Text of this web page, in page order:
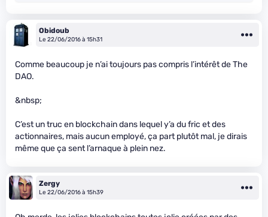
Obidoub
Le 22/06/2016 à 15h31
Comme beaucoup je n’ai toujours pas compris l’intérêt de The
DAO.
&nbsp;
C’est un truc en blockchain dans lequel y’a du fric et des
actionnaires, mais aucun employé, ça part plutôt mal, je dirais
même que ça sent l’arnaque à plein nez.
Zergy
Le 22/06/2016 à 15h39